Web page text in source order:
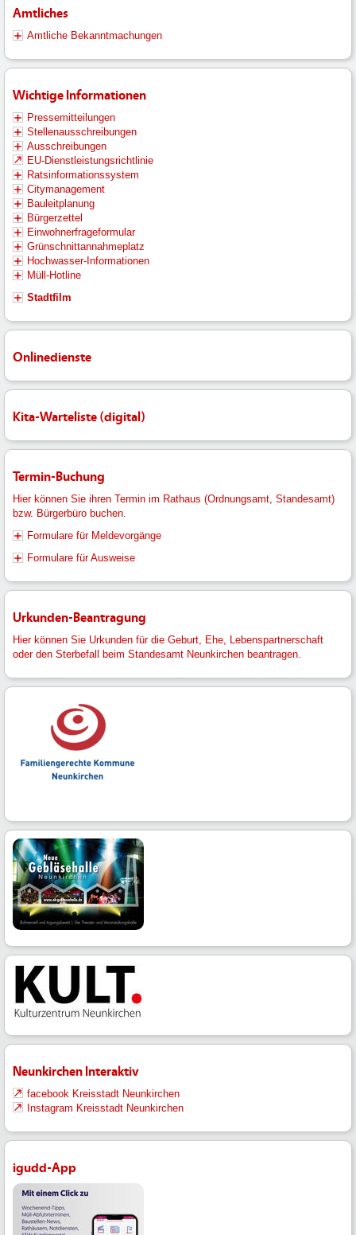
Amtliches
Amtliche Bekanntmachungen
Wichtige Informationen
Pressemitteilungen
Stellenausschreibungen
Ausschreibungen
EU-Dienstleistungsrichtlinie
Ratsinformationssystem
Citymanagement
Bauleitplanung
Bürgerzettel
Einwohnerfrageformular
Grünschnittannahmeplatz
Hochwasser-Informationen
Müll-Hotline
Stadtfilm
Onlinedienste
Kita-Warteliste (digital)
Termin-Buchung
Hier können Sie ihren Termin im Rathaus (Ordnungsamt, Standesamt)
bzw. Bürgerbüro buchen.
Formulare für Meldevorgänge
Formulare für Ausweise
Urkunden-Beantragung
Hier können Sie Urkunden für die Geburt, Ehe, Lebenspartnerschaft
oder den Sterbefall beim Standesamt Neunkirchen beantragen.
Neunkirchen Interaktiv
facebook Kreisstadt Neunkirchen
Instagram Kreisstadt Neunkirchen
igudd-App